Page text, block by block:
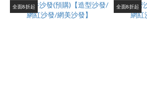
全面8折起 全面8折起